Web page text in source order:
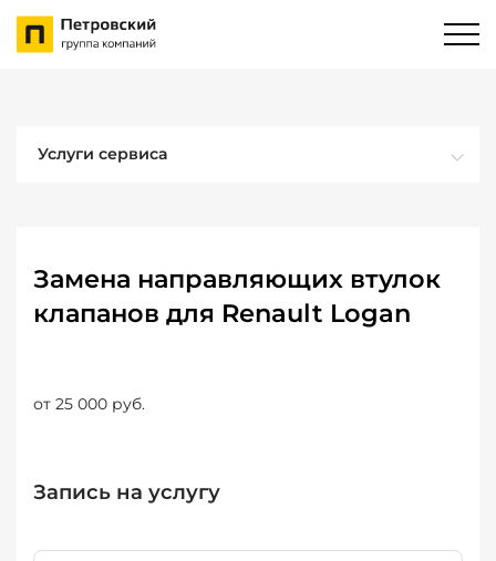
Услуги сервиса
Замена направляющих втулок
клапанов для Renault Logan
от 25 000 руб.
Запись на услугу